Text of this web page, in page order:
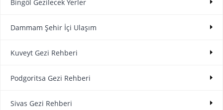
Bingöl Gezilecek Yerler
Dammam Şehir İçi Ulaşım
Kuveyt Gezi Rehberi
Podgoritsa Gezi Rehberi
Sivas Gezi Rehberi